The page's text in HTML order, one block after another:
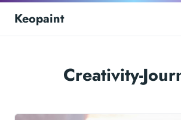
Keopaint
Creativity-